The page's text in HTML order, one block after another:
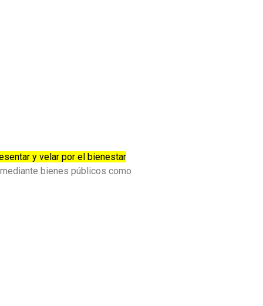
y velar por el bienestar
bienes públicos como